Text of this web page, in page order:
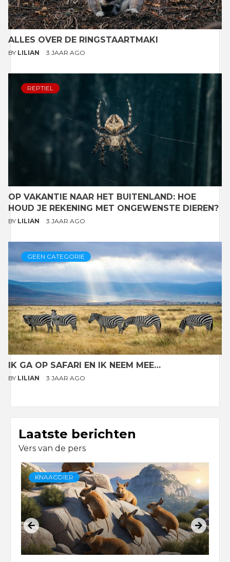
ALLES OVER DE RINGSTAARTMAKI
BY LILIAN 3 JAAR AGO
REPTIEL
OP VAKANTIE NAAR HET BUITENLAND: HOE
HOUD JE REKENING MET ONGEWENSTE DIEREN?
BY LILIAN 3 JAAR AGO
GEEN CATEGORIE
IK GA OP SAFARI EN IK NEEM MEE…
BY LILIAN 3 JAAR AGO
Laatste berichten
Vers van de pers
KNAAGDIER